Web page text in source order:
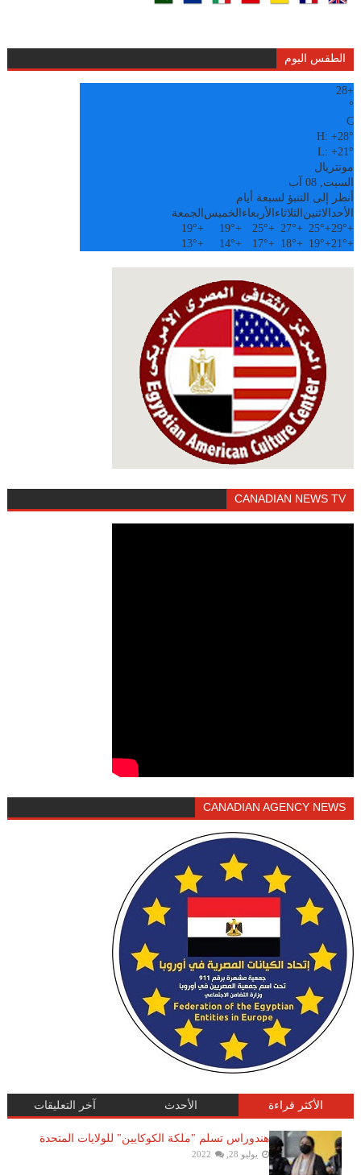
الطقس اليوم
+
28
°
C
H:+28°
L:+21°
مونتريال
السبت, 08 آب
أنظر إلى التنبؤ لسبعة أيام
الأحدالاثنين الثلاثاء الأربعاء الخميس الجمعة
+
29°
+
25°
+
27°
+
25°
+
19°
+
19°
+
21°
+
19°
+
18°
+
17°
+
14°
+
13°
CANADIAN NEWS TV
CANADIAN AGENCY NEWS
الأكثر قراءة الأحدث آخر التعليقات
هندوراس تسلم "ملكة الكوكايين" للولايات المتحدة
يوليو 28, 2022